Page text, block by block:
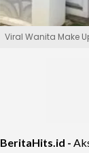
Viral Wanita Make
BeritaHits.id -